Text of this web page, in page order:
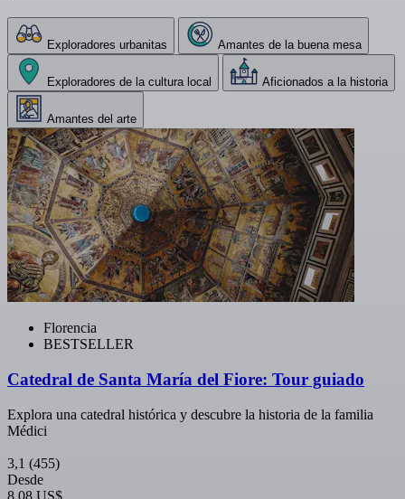
Exploradores urbanitas Amantes de la buena mesa
Exploradores de la cultura local Aficionados a la historia
Amantes del arte
Florencia
BESTSELLER
Catedral de Santa María del Fiore: Tour guiado
Explora una catedral histórica y descubre la historia de la familia
Médici
3,1 (455)
Desde
8,08 US$